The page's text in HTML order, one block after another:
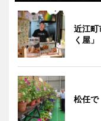
近江町
く屋」
松任で